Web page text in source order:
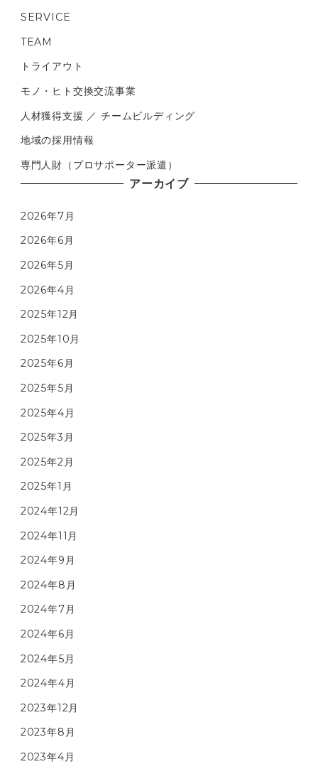
SERVICE
TEAM
トライアウト
モノ・ヒト交換交流事業
人材獲得支援 ／ チームビルディング
地域の採用情報
専門人財（プロサポーター派遣）
アーカイブ
2026年7月
2026年6月
2026年5月
2026年4月
2025年12月
2025年10月
2025年6月
2025年5月
2025年4月
2025年3月
2025年2月
2025年1月
2024年12月
2024年11月
2024年9月
2024年8月
2024年7月
2024年6月
2024年5月
2024年4月
2023年12月
2023年8月
2023年4月